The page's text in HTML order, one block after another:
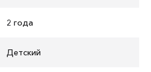
2 года
Детский